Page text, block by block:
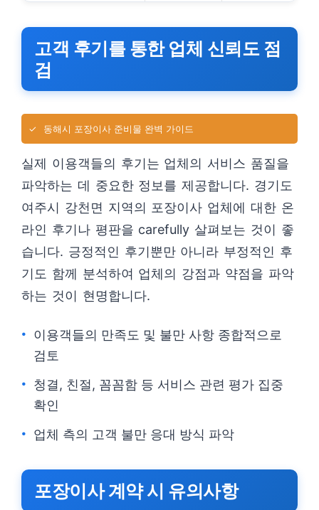
고객 후기를 통한 업체 신뢰도 점
검
✓ 동해시 포장이사 준비물 완벽 가이드
실제 이용객들의 후기는 업체의 서비스 품질을
파악하는 데 중요한 정보를 제공합니다. 경기도
여주시 강천면 지역의 포장이사 업체에 대한 온
라인 후기나 평판을 carefully 살펴보는 것이 좋
습니다. 긍정적인 후기뿐만 아니라 부정적인 후
기도 함께 분석하여 업체의 강점과 약점을 파악
하는 것이 현명합니다.
이용객들의 만족도 및 불만 사항 종합적으로
검토
청결, 친절, 꼼꼼함 등 서비스 관련 평가 집중
확인
업체 측의 고객 불만 응대 방식 파악
포장이사 계약 시 유의사항